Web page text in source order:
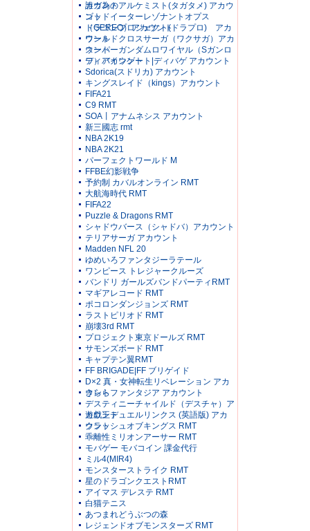
カウント
誰ガ為のアルケミスト(タガタメ) アカウ
ント
ゴッドイーターレゾナントオプス
（GEREO）アカウント
ドラゴンプロジェクト(ドラプロ) アカ
ウント
ワールドクロスサーガ（ワクサガ）アカ
ウント
スーパーガンダムロワイヤル（Sガンロ
ワ）アカウント
ディバインゲート|ディバゲ アカウント
Sdorica(スドリカ) アカウント
キングスレイド（kings）アカウント
FIFA21
C9 RMT
SOA丨アナムネシス アカウント
新三國志 rmt
NBA 2K19
NBA 2K21
パーフェクトワールド M
FFBE幻影戦争
予約制 カバルオンライン RMT
大航海時代 RMT
FIFA22
Puzzle & Dragons RMT
シャドウバース（シャドバ）アカウント
テリアサーガ アカウント
Madden NFL 20
ゆめいろファンタジーラテール
ワンピース トレジャークルーズ
バンドリ ガールズバンドパーティRMT
マギアレコード RMT
ポコロンダンジョンズ RMT
ラストピリオド RMT
崩壊3rd RMT
プロジェクト東京ドールズ RMT
サモンズボード RMT
キャプテン翼RMT
FF BRIGADE|FF ブリゲイド
D×2 真・女神転生リベレーション アカ
ウント
きららファンタジア アカウント
デスティニーチャイルド（デスチャ）ア
カウント
遊戯王デュエルリンクス (英語版) アカ
ウント
クラッシュオブキングス RMT
乖離性ミリオンアーサー RMT
モバゲー モバコイン 課金代行
ミル4(MIR4)
モンスターストライク RMT
星のドラゴンクエストRMT
アイマス デレステ RMT
白猫テニス
あつまれどうぶつの森
レジェンドオブモンスターズ RMT